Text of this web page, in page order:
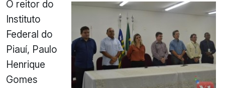
O reitor do
Instituto
Federal do
Piauí, Paulo
Henrique
Gomes